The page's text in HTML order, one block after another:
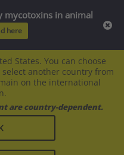
States. You can choose
another country from
on the international
are country-dependent.
mycotoxins in animal
here